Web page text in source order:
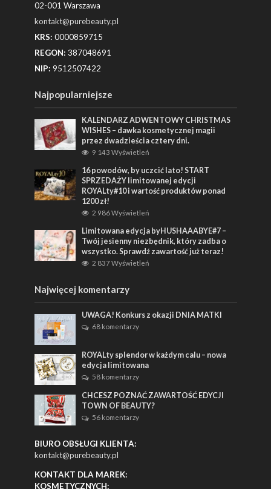
02-001 Warszawa
kontakt@purebeauty.pl
KRS: 0000859715
REGON: 387048691
NIP: 9512507422
Najpopularniejsze
KALENDARZ ADWENTOWY CHRISTMAS
WISHES – dawka kosmetycznej magii
przez dwadzieścia cztery dni.
9 143 Wyświetleń
16 powodów, by uczcić lato! START
SPRZEDAŻY limitowanej edycji
ROYALty#10 i wartość produktów ponad
1200 zł!
2 986 Wyświetleń
Limitowana edycja byHUSHAAABYE#7 –
Twój jesienny niezbędnik, który zadba o
wszystko. Sprawdź zawartość już teraz!
2 837 Wyświetleń
Najwięcej komentarzy
UWAGA! Konkurs z okazji DNIA MATKI
68 komentarzy
ROYALty splendor w każdym calu – nowa
edycja limitowana
58 komentarzy
CHCESZ POZNAĆ ZAWARTOŚĆ EDYCJI
TOWN OF BEAUTY?
56 komentarzy
BIURO OBSŁUGI KLIENTA:
kontakt@purebeauty.pl
KONTAKT DLA MAREK:
KOSMETYCZNYCH: